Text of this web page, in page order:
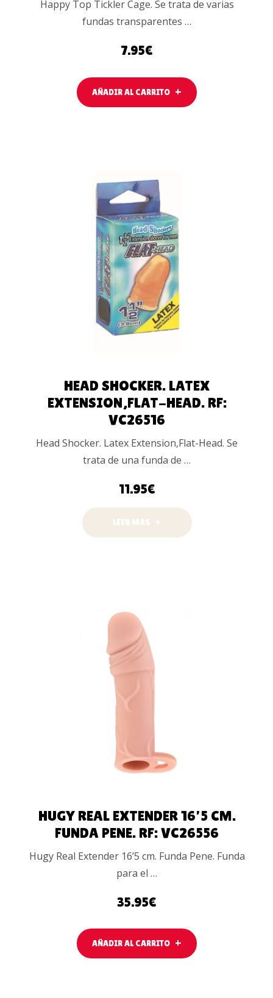
Happy Top Tickler Cage. Se trata de varias
fundas transparentes …
7.95€
AÑADIR AL CARRITO
LEER MÁS
HEAD SHOCKER. LATEX
EXTENSION,FLAT-HEAD. RF:
VC26516
Head Shocker. Latex Extension,Flat-Head. Se
trata de una funda de …
11.95€
LEER MÁS
AÑADIR AL
CARRITO
HUGY REAL EXTENDER 16’5 CM.
FUNDA PENE. RF: VC26556
Hugy Real Extender 16’5 cm. Funda Pene. Funda
para el …
35.95€
AÑADIR AL CARRITO